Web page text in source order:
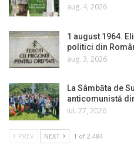
aug. 4, 2026
1 august 1964.
politici din
aug. 3, 2026
La Sâmbăta de
anticomunistă
iul. 27, 2026
PREV NEXT 1 of 2.484